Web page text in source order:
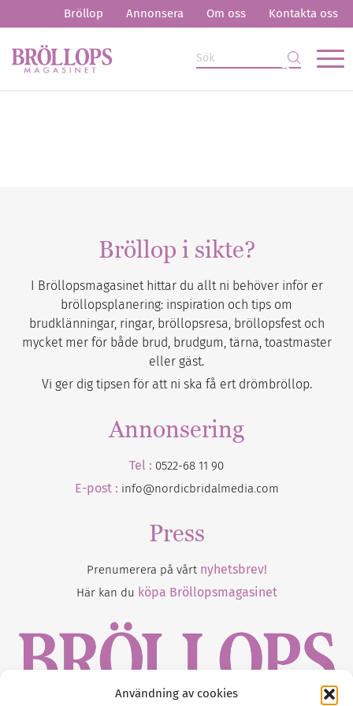
Användning av cookies
Bröllop Annonsera Om oss Kontakta oss
Bröllop i sikte?
I Bröllopsmagasinet hittar du allt ni behöver inför er
bröllopsplanering: inspiration och tips om
brudklänningar, ringar, bröllopsresa, bröllopsfest och
mycket mer för både brud, brudgum, tärna, toastmaster
eller gäst.
Vi ger dig tipsen för att ni ska få ert drömbröllop.
Annonsering
Tel : 0522-68 11 90
E-post : info@nordicbridalmedia.com
Press
Prenumerera på vårt nyhetsbrev!
Här kan du köpa Bröllopsmagasinet